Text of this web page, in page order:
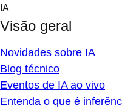
Skip
content
IA
Visão geral
Novidades sobre IA
Blog técnico
Eventos de IA ao vivo
Entenda o que é